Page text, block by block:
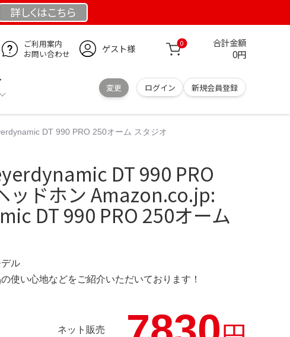
詳しくはこちら
ご利用案内
お問い合わせ
ゲスト様 0 合計金額
0円
変更 ログイン 新規会員登録
DT 990 PRO 250オーム スタジオ
DT 990 PRO
ッドホン Amazon.co.jp:
DT 990 PRO 250オーム
ル
使い心地などをご紹介いただいております！
ネット販売